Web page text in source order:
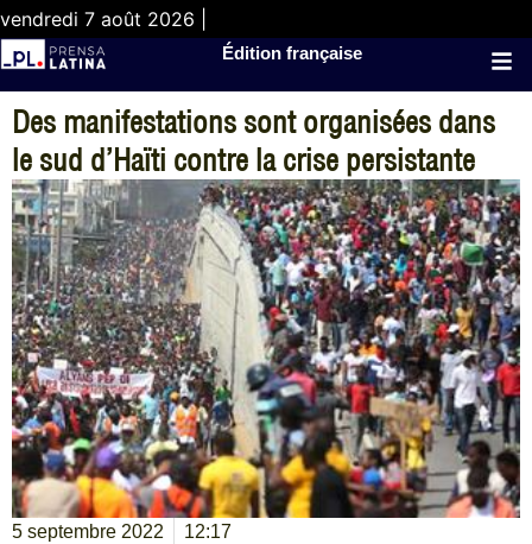
vendredi 7 août 2026 |
Édition française
Des manifestations sont organisées dans
le sud d’Haïti contre la crise persistante
5 septembre 2022 12:17